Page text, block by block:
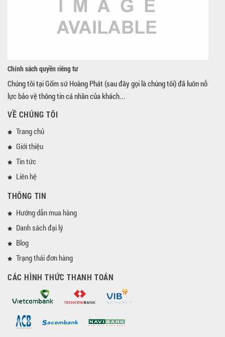
Chính sách quyền riêng tư
Chúng tôi tại Gốm sứ Hoàng Phát (sau đây gọi là chúng tôi) đã luôn nỗ
lực bảo vệ thông tin cá nhân của khách...
VỀ CHÚNG TÔI
Trang chủ
Giới thiệu
Tin tức
Liên hệ
THÔNG TIN
Hướng dẫn mua hàng
Danh sách đại lý
Blog
Trạng thái đơn hàng
CÁC HÌNH THỨC THANH TOÁN